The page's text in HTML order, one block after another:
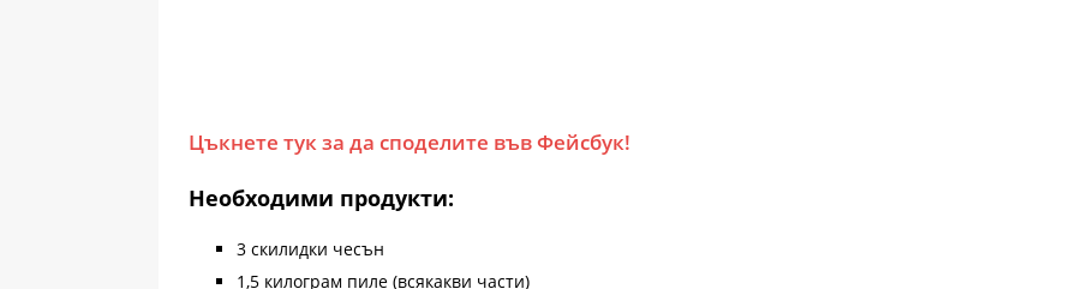
Цъкнете тук за да споделите във Фейсбук!
Необходими продукти:
3 скилидки чесън
1,5 килограм пиле (всякакви части)